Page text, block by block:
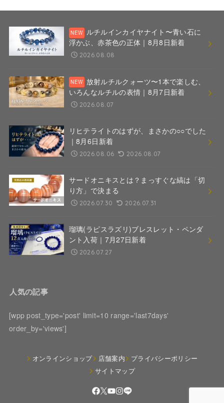
ルチルインカイヤナイト〜青い石に
浮かぶ、赤茶色の正体｜8月8日新着
2026.08.08
放射ルチルクォーツ〜1本で楽しむ、
いろんなルチルの表情｜8月7日新着
2026.08.07
リヒテライトのはずが、まさかの○○でした
｜8月6日新着
2026.08.06 2026.08.07
サードオニキスとは？まっすぐな縞は「切
り方」で決まる
2026.07.30 2026.07.31
瑠璃(ラピスラズリ)ブレスレット・ペンダ
ント入荷｜7月27日新着
2026.07.27
人気の記事
[wpp post_type='post' limit=10 range='last7days'
order_by='views']
オンラインショップ 店舗案内
プライバシーポリシー
サイトマップ